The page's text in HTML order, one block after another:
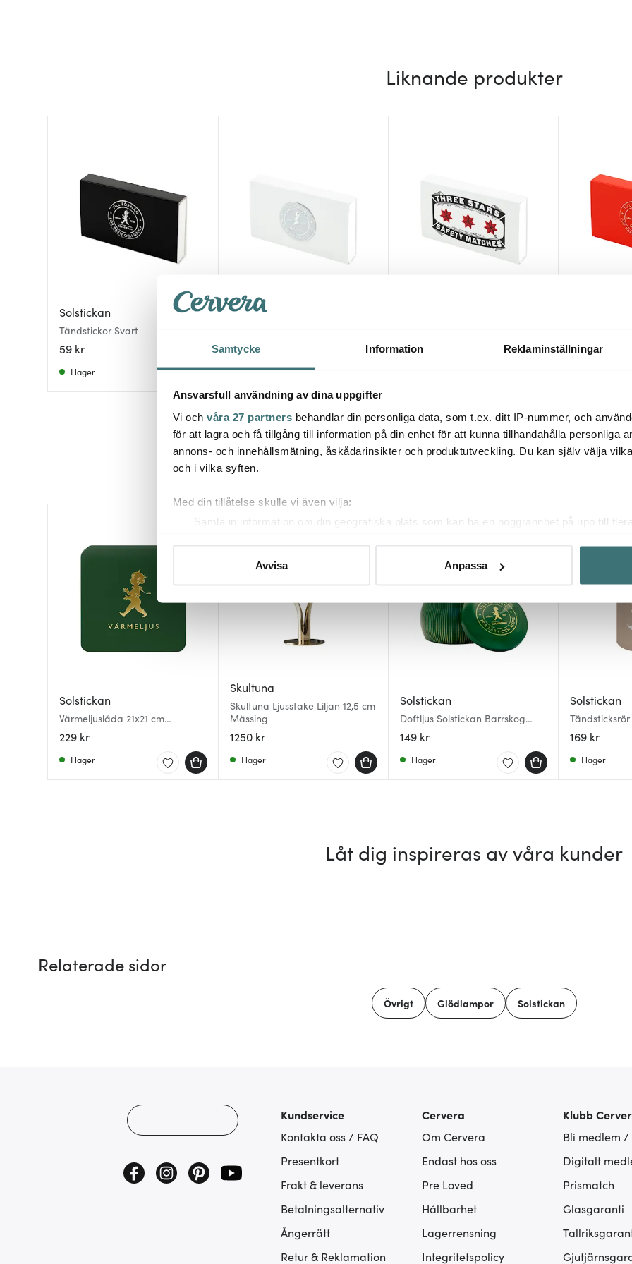
Samtycke Information Reklaminställningar
Ansvarsfull användning av dina uppgifter
Vi och våra 27 partners behandlar din personliga data, som t.ex. ditt IP-nummer, och
för att lagra och få tillgång till information på din enhet för att kunna tillhandahålla personliga
annons- och innehållsmätning, åskådarinsikter och produktutveckling. Du kan själv välja
och i vilka syften.
Med din tillåtelse skulle vi även vilja:
Samla in information om din geografiska plats som kan ha en noggrannhet på upp till
eller dra tillbaka ditt samtycke när som helst från cookie-förklaringen.
Vi använder cookies för att innehållet och annonserna ska anpassas efter det som vi tror att
att vi kan analysera vår trafik och göra hemsidan ännu bättre. Du bestämmer själv vilka
av.
Avvisa Anpassa
Liknande produkter
Solstickan
Tändstickor Svart
59 kr
I lager
Solstickan
59 kr
I lager
59 kr 59 kr
Du kanske också gillar
Solstickan
Värmeljuslåda 21x21 cm
grön/guld
229 kr
I lager
Skultuna
Skultuna Ljusstake Liljan 12,5 cm
Mässing
1250 kr
I lager
Solstickan
Doftljus Solstickan Barrskog
Grön
149 kr
I lager
Solstickan
169 kr
I lager
Låt dig inspireras av våra kunder
Relaterade sidor
Övrigt Glödlampor Solstickan
Kundservice
Kontakta oss / FAQ
Presentkort
Frakt & leverans
Betalningsalternativ
Ångerrätt
Retur & Reklamation
Cervera
Om Cervera
Endast hos oss
Pre Loved
Hållbarhet
Lagerrensning
Integritetspolicy
Klubb
Bli medlem /
Digitalt
Prismatch
Glasgaranti